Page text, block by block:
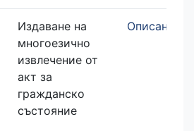
Издаване на
многоезично
извлечение от
акт за
гражданско
състояние
Описание